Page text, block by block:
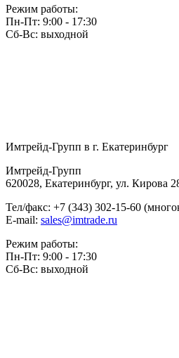
Режим работы:
Пн-Пт: 9:00 - 17:30
Сб-Вс: выходной
Имтрейд-Групп в г. Екатеринбург
Имтрейд-Групп
620028, Екатеринбург, ул. Кирова
Тел/факс: +7 (343) 302-15-60
E-mail: sales@imtrade.ru
Режим работы:
Пн-Пт: 9:00 - 17:30
Сб-Вс: выходной